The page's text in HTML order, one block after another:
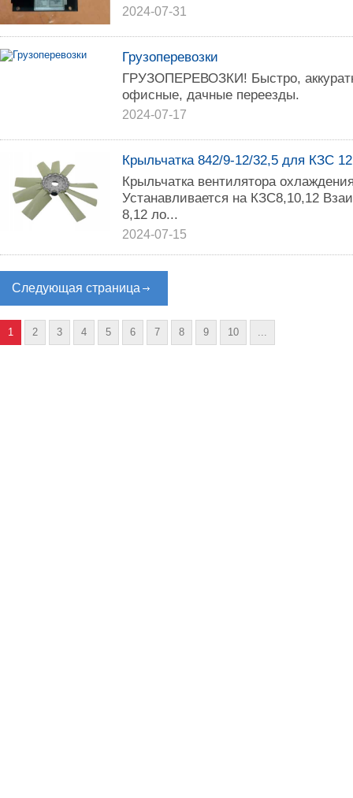
2024-07-31
Грузоперевозки
ГРУЗОПЕРЕВОЗКИ! Быстро,
офисные, дачные переезды.
2024-07-17
Крыльчатка 842/9-12/32,5 для КЗС
Крыльчатка вентилятора
Устанавливается на КЗС8,10,12
8,12 ло...
2024-07-15
Следующая страница
1 2 3 4 5 6 7 8 9 10 ...